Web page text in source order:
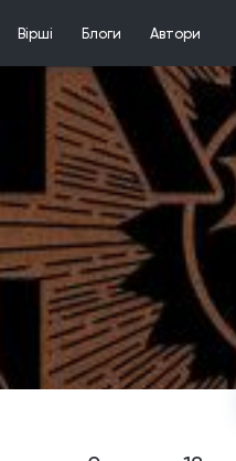
Вірші Блоги Автори